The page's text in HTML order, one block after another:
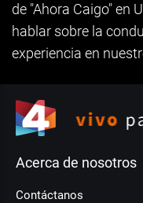
de "Ahora Caigo" en
hablar sobre la
experiencia en
Acerca de nosotros
Contáctanos